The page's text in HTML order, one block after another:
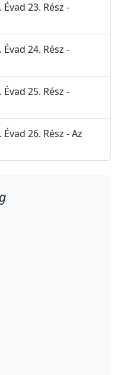
23. Rész -
24. Rész -
25. Rész -
26. Rész - Az